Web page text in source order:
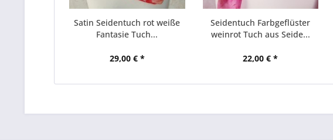
Satin Seidentuch rot weiße
Fantasie Tuch...
29,00 € *
Seidentuch Farbgeflüster
weinrot Tuch aus Seide...
22,00 € *